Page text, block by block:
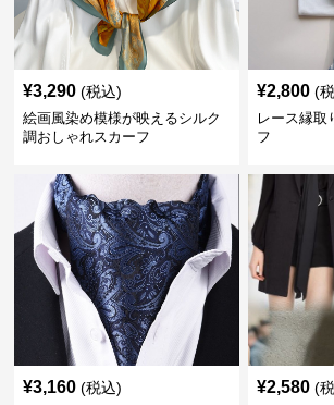
¥3,290 (税込)
絵画風染め模様が映えるシルク
調おしゃれスカーフ
¥2,800 (
レース縁取
フ
¥3,160 (税込) ¥2,580 (